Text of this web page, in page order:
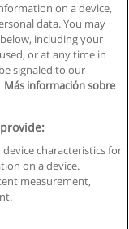
B-95610580: -
on a device,
data. You may
including your
or at any time in
signaled to our
Más información sobre
characteristics for
on a device.
measurement,